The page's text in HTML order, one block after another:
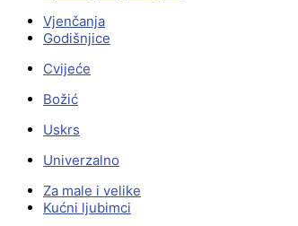
Vjenčanja
Godišnjice
Cvijeće
Božić
Uskrs
Univerzalno
Za male i velike
Kućni ljubimci